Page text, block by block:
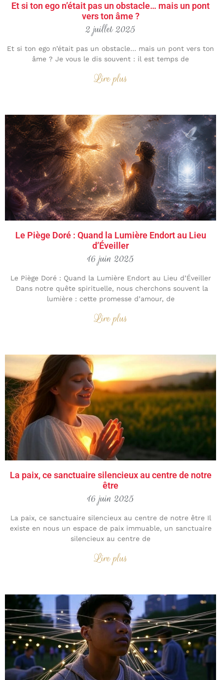
Et si ton ego n’était pas un obstacle… mais un pont
vers ton âme ?
2 juillet 2025
Et si ton ego n’était pas un obstacle… mais un pont vers ton
âme ? Je vous le dis souvent : il est temps de
Lire plus
Le Piège Doré : Quand la Lumière Endort au Lieu
d’Éveiller
16 juin 2025
Le Piège Doré : Quand la Lumière Endort au Lieu d’Éveiller
Dans notre quête spirituelle, nous cherchons souvent la
lumière : cette promesse d’amour, de
Lire plus
La paix, ce sanctuaire silencieux au centre de notre
être
16 juin 2025
La paix, ce sanctuaire silencieux au centre de notre être Il
existe en nous un espace de paix immuable, un sanctuaire
silencieux au centre de
Lire plus